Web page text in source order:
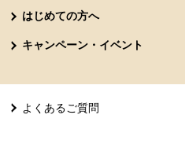
はじめての方へ
キャンペーン・イベント
よくあるご質問